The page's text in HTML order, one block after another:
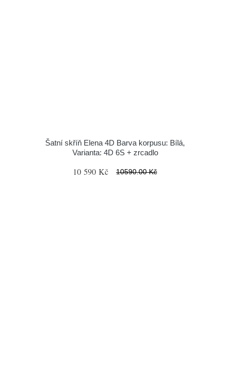
Šatní skříň Elena 4D Barva korpusu: Bílá,
Varianta: 4D 6S + zrcadlo
10 590 Kč 10590.00 Kč